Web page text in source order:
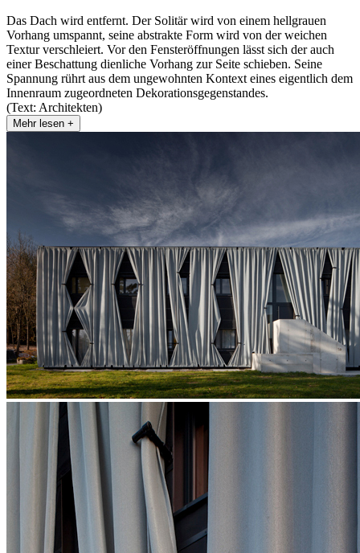
Das Dach wird entfernt. Der Solitär wird von einem hellgrauen
Vorhang umspannt, seine abstrakte Form wird von der weichen
Textur verschleiert. Vor den Fensteröffnungen lässt sich der auch
einer Beschattung dienliche Vorhang zur Seite schieben. Seine
Spannung rührt aus dem ungewohnten Kontext eines eigentlich dem
Innenraum zugeordneten Dekorationsgegenstandes.
(Text: Architekten)
Mehr lesen +